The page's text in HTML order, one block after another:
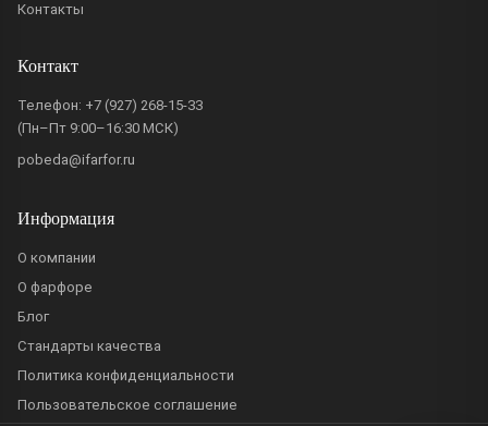
Контакты
Контакт
Телефон: +7 (927) 268-15-33
(Пн–Пт 9:00–16:30 МСК)
pobeda@ifarfor.ru
Информация
О компании
О фарфоре
Блог
Стандарты качества
Политика конфиденциальности
Пользовательское соглашение